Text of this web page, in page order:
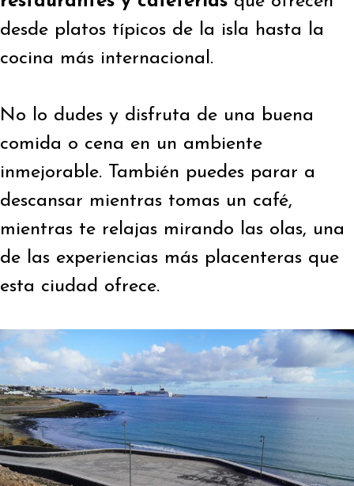
desde platos típicos de la isla hasta la
cocina más internacional.
No lo dudes y disfruta de una buena
comida o cena en un ambiente
inmejorable. También puedes parar a
descansar mientras tomas un café,
mientras te relajas mirando las olas, una
de las experiencias más placenteras que
esta ciudad ofrece.